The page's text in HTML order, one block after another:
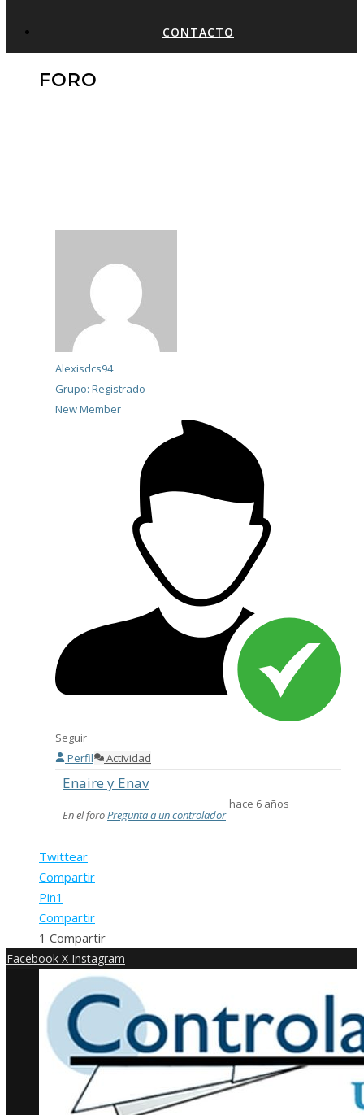
CONTACTO
FORO
Alexisdcs94
Grupo: Registrado
New Member
Seguir
Perfil
Actividad
Enaire y Enav
En el foroPregunta a un controlador
hace 6 años
Twittear
Compartir
Pin1
Compartir
1 Compartir
Facebook X Instagram